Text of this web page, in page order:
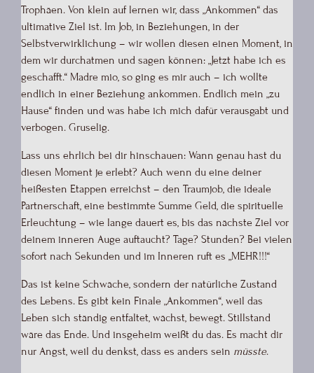
Trophäen. Von klein auf lernen wir, dass „Ankommen“ das
ultimative Ziel ist. Im Job, in Beziehungen, in der
Selbstverwirklichung – wir wollen diesen einen Moment, in
dem wir durchatmen und sagen können: „Jetzt habe ich es
geschafft.“ Madre mio, so ging es mir auch – ich wollte
endlich in einer Beziehung ankommen. Endlich mein „zu
Hause“ finden und was habe ich mich dafür verausgabt und
verbogen. Gruselig.
Lass uns ehrlich bei dir hinschauen: Wann genau hast du
diesen Moment je erlebt? Auch wenn du eine deiner
heißesten Etappen erreichst – den Traumjob, die ideale
Partnerschaft, eine bestimmte Summe Geld, die spirituelle
Erleuchtung – wie lange dauert es, bis das nächste Ziel vor
deinem inneren Auge auftaucht? Tage? Stunden? Bei vielen
sofort nach Sekunden und im Inneren ruft es „MEHR!!!“
Das ist keine Schwäche, sondern der natürliche Zustand
des Lebens. Es gibt kein Finale „Ankommen“, weil das
Leben sich ständig entfaltet, wächst, bewegt. Stillstand
wäre das Ende. Und insgeheim weißt du das. Es macht dir
nur Angst, weil du denkst, dass es anders sein müsste.